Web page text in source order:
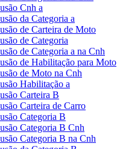
Cnh a
da Categoria a
de Carteira de Moto
de Categoria
de Categoria a na Cnh
de Habilitação para Moto
de Moto na Cnh
Habilitação a
Carteira B
Carteira de Carro
Categoria B
Categoria B Cnh
Categoria B na Cnh